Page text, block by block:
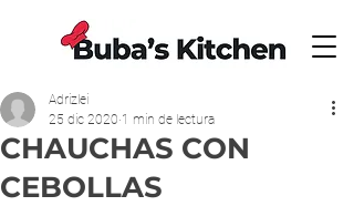
CHAUCHAS CON
CEBOLLAS
Adrizlei
25 dic 2020 1 min de lectura